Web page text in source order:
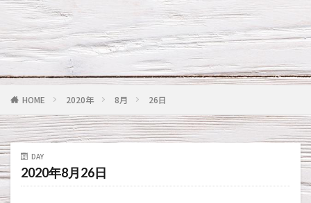
HOME 2020年 8月 26日
DAY
2020年8月26日